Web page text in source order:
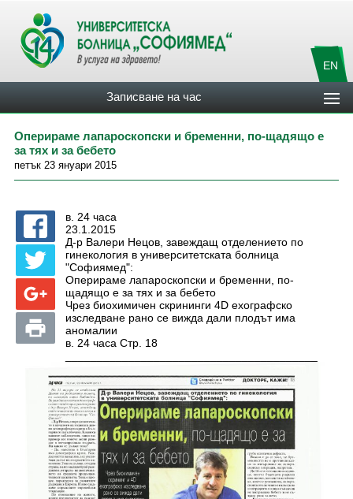
EN
Записване на час
Оперираме лапароскопски и бременни, по-щадящо е
за тях и за бебето
петък 23 януари 2015
в. 24 часа
23.1.2015
Д-р Валери Нецов, завеждащ отделението по
гинекология в университетската болница
"Софиямед":
Оперираме лапароскопски и бременни, по-
щадящо е за тях и за бебето
Чрез биохимичен скрининги 4D ехографско
изследване рано се вижда дали плодът има
аномалии
в. 24 часа Стр. 18